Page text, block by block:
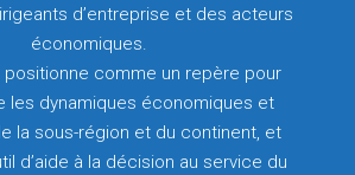
d’entreprise et des acteurs
économiques.
positionne comme un repère pour
les dynamiques économiques et
la sous-région et du continent, et
d’aide à la décision au service du